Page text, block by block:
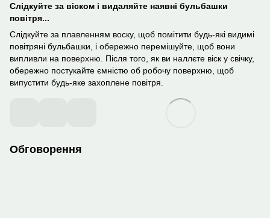
Слідкуйте за віском і видаляйте наявні бульбашки
повітря...
Слідкуйте за плавленням воску, щоб помітити будь-які видимі
повітряні бульбашки, і обережно перемішуйте, щоб вони
випливли на поверхню. Після того, як ви наллєте віск у свічку,
обережно постукайте ємністю об робочу поверхню, щоб
випустити будь-яке захоплене повітря.
Обговорення